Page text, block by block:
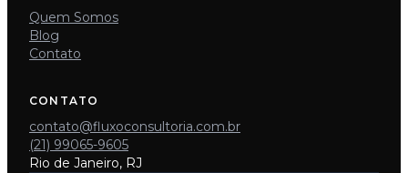
Quem Somos
Blog
Contato
CONTATO
contato@fluxoconsultoria.com.br
(21) 99065-9605
Rio de Janeiro, RJ